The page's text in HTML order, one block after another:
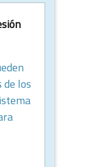
de los